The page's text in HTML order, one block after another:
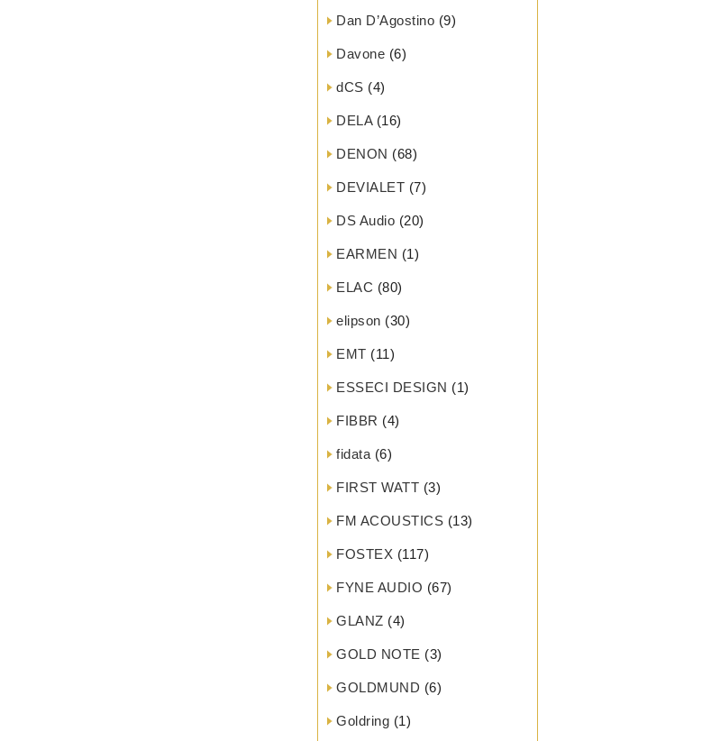
Dan D’Agostino (9)
Davone (6)
dCS (4)
DELA(16)
DENON (68)
DEVIALET (7)
DS Audio (20)
EARMEN (1)
ELAC (80)
elipson (30)
EMT (11)
ESSECI DESIGN (1)
FIBBR (4)
fidata (6)
FIRST WATT (3)
FM ACOUSTICS (13)
FOSTEX (117)
FYNE AUDIO (67)
GLANZ (4)
GOLD NOTE (3)
GOLDMUND (6)
Goldring (1)